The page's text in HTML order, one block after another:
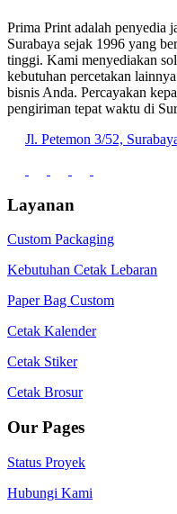
Prima Print adalah penyedia
Surabaya sejak 1996 yang
tinggi. Kami menyediakan
kebutuhan percetakan
bisnis Anda. Percayakan
pengiriman tepat waktu di
Jl. Petemon 3/52,
Layanan
Custom Packaging
Kebutuhan Cetak Lebaran
Paper Bag Custom
Cetak Kalender
Cetak Stiker
Cetak Brosur
Our Pages
Status Proyek
Hubungi Kami